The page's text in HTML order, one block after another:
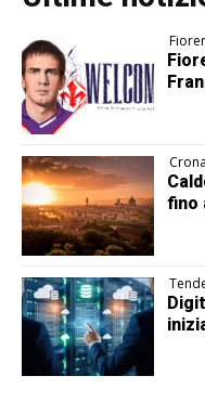
fino